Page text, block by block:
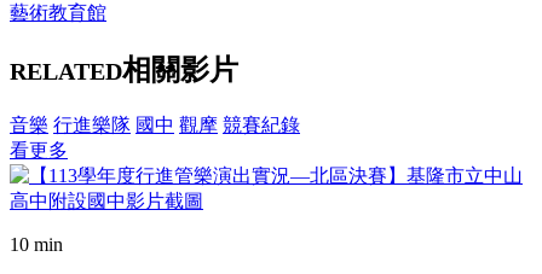
藝術教育館
RELATED相關影片
音樂 行進樂隊 國中 觀摩 競賽紀錄
看更多
10 min